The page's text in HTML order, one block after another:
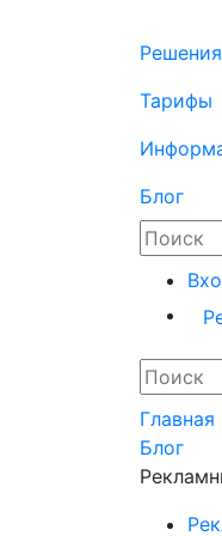
Решения
Тарифы
Блог
Главная
Блог